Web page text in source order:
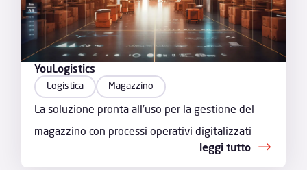
YouLogistics
Logistica Magazzino
La soluzione pronta all’uso per la gestione del
magazzino con processi operativi digitalizzati
leggi tutto